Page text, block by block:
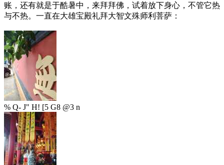
账，还有就是于酷暑中，来拜拜佛，试着放下身心，不管它热
与不热。一直在大雄宝殿礼拜大智文殊师利菩萨：
% Q- J" H! [5 G8 @3 n